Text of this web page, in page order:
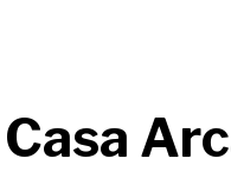
Casa